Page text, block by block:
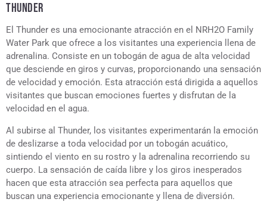
THUNDER
El Thunder es una emocionante atracción en el NRH2O Family
Water Park que ofrece a los visitantes una experiencia llena de
adrenalina. Consiste en un tobogán de agua de alta velocidad
que desciende en giros y curvas, proporcionando una sensación
de velocidad y emoción. Esta atracción está dirigida a aquellos
visitantes que buscan emociones fuertes y disfrutan de la
velocidad en el agua.
Al subirse al Thunder, los visitantes experimentarán la emoción
de deslizarse a toda velocidad por un tobogán acuático,
sintiendo el viento en su rostro y la adrenalina recorriendo su
cuerpo. La sensación de caída libre y los giros inesperados
hacen que esta atracción sea perfecta para aquellos que
buscan una experiencia emocionante y llena de diversión.